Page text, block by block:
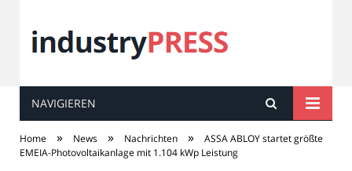
industryPRESS
NAVIGIEREN
Home » News » Nachrichten »
ASSA ABLOY startet größte
EMEIA-Photovoltaikanlage mit 1.104 kWp Leistung